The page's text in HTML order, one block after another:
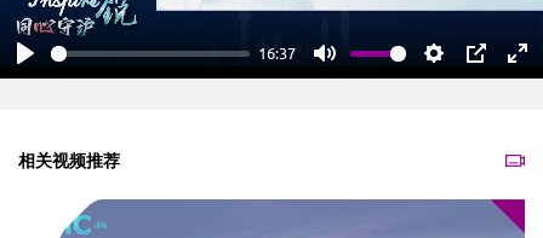
Play
16:37
Mute Settings
PIP
相关视频推荐